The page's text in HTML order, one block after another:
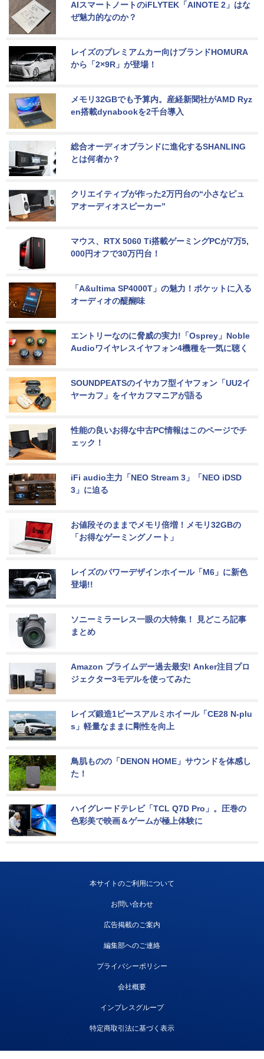
AIスマートノートのiFLYTEK「AINOTE 2」はな
ぜ魅力的なのか？
レイズのプレミアムカー向けブランドHOMURA
から「2×9R」が登場！
メモリ32GBでも予算内。産経新聞社がAMD Ryz
en搭載dynabookを2千台導入
総合オーディオブランドに進化するSHANLING
とは何者か？
クリエイティブが作った2万円台の“小さなピュ
アオーディオスピーカー”
マウス、RTX 5060 Ti搭載ゲーミングPCが7万5,
000円オフで30万円台！
「A&ultima SP4000T」の魅力！ポケットに入る
オーディオの醍醐味
エントリーなのに脅威の実力!「Osprey」Noble
Audioワイヤレスイヤフォン4機種を一気に聴く
SOUNDPEATSのイヤカフ型イヤフォン「UU2イ
ヤーカフ」をイヤカフマニアが語る
性能の良いお得な中古PC情報はこのページでチ
ェック！
iFi audio主力「NEO Stream 3」「NEO iDSD
3」に迫る
お値段そのままでメモリ倍増！メモリ32GBの
「お得なゲーミングノート」
レイズのパワーデザインホイール「M6」に新色
登場!!
ソニーミラーレス一眼の大特集！ 見どころ記事
まとめ
Amazon プライムデー過去最安! Anker注目プロ
ジェクター3モデルを使ってみた
レイズ鍛造1ピースアルミホイール「CE28 N-plu
s」軽量なままに剛性を向上
鳥肌ものの「DENON HOME」サウンドを体感し
た！
ハイグレードテレビ「TCL Q7D Pro」。圧巻の
色彩美で映画＆ゲームが極上体験に
本サイトのご利用について
お問い合わせ
広告掲載のご案内
編集部へのご連絡
プライバシーポリシー
会社概要
インプレスグループ
特定商取引法に基づく表示